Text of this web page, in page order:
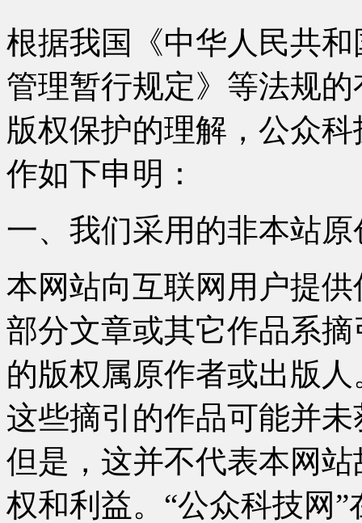
根据我国《中华人民共
管理暂行规定》等法规
版权保护的理解，公众
作如下申明：
一、我们采用的非本站原
本网站向互联网用户提
部分文章或其它作品系
的版权属原作者或出版
这些摘引的作品可能并
但是，这并不代表本网
权和利益。“公众科技网